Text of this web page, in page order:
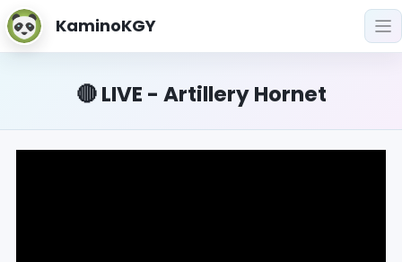
KaminoKGY
🔴 LIVE - Artillery Hornet